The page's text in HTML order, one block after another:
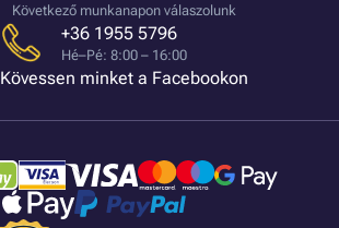
Következő munkanapon válaszolunk
+36 1955 5796
Hé–Pé: 8:00 – 16:00
Kövessen minket a Facebookon